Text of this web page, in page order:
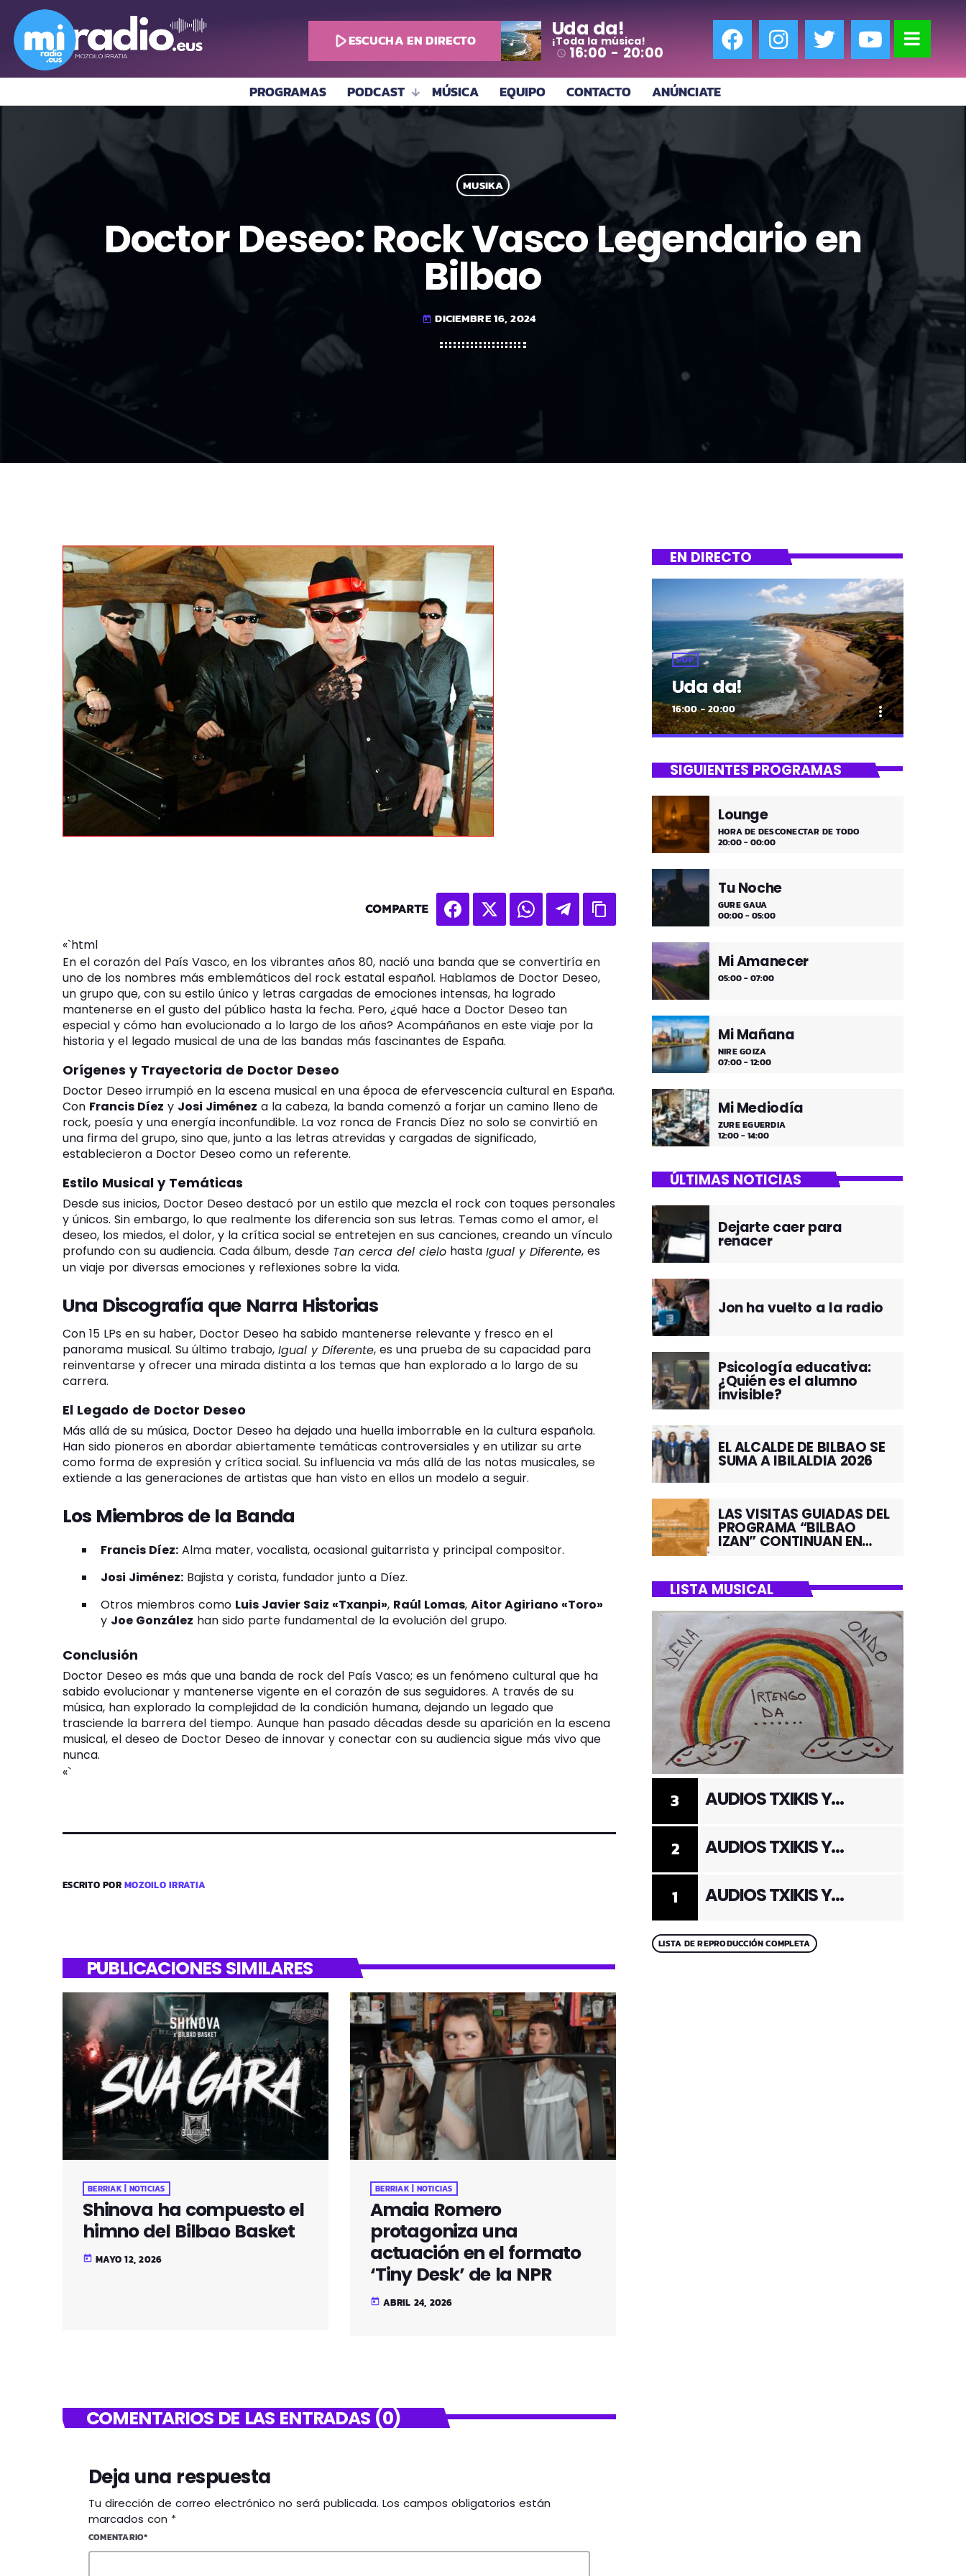
play_arrowESCUCHA EN DIRECTO Uda da!
¡Toda la música!
access_time 16:00 - 20:00
PROGRAMAS PODCAST MÚSICA EQUIPO CONTACTO ANÚNCIATE
MUSIKA
Doctor Deseo: Rock Vasco Legendario en
Bilbao
today DICIEMBRE 16, 2024
COMPARTE
«`html
En el corazón del País Vasco, en los vibrantes años 80, nació una banda que se convertiría en
uno de los nombres más emblemáticos del rock estatal español. Hablamos de Doctor Deseo,
un grupo que, con su estilo único y letras cargadas de emociones intensas, ha logrado
mantenerse en el gusto del público hasta la fecha. Pero, ¿qué hace a Doctor Deseo tan
especial y cómo han evolucionado a lo largo de los años? Acompáñanos en este viaje por la
historia y el legado musical de una de las bandas más fascinantes de España.
Orígenes y Trayectoria de Doctor Deseo
Doctor Deseo irrumpió en la escena musical en una época de efervescencia cultural en España.
Con Francis Díez y Josi Jiménez a la cabeza, la banda comenzó a forjar un camino lleno de
rock, poesía y una energía inconfundible. La voz ronca de Francis Díez no solo se convirtió en
una firma del grupo, sino que, junto a las letras atrevidas y cargadas de significado,
establecieron a Doctor Deseo como un referente.
Estilo Musical y Temáticas
Desde sus inicios, Doctor Deseo destacó por un estilo que mezcla el rock con toques personales
y únicos. Sin embargo, lo que realmente los diferencia son sus letras. Temas como el amor, el
deseo, los miedos, el dolor, y la crítica social se entretejen en sus canciones, creando un vínculo
profundo con su audiencia. Cada álbum, desde Tan cerca del cielo hasta Igual y Diferente, es
un viaje por diversas emociones y reflexiones sobre la vida.
Una Discografía que Narra Historias
Con 15 LPs en su haber, Doctor Deseo ha sabido mantenerse relevante y fresco en el
panorama musical. Su último trabajo, Igual y Diferente, es una prueba de su capacidad para
reinventarse y ofrecer una mirada distinta a los temas que han explorado a lo largo de su
carrera.
El Legado de Doctor Deseo
Más allá de su música, Doctor Deseo ha dejado una huella imborrable en la cultura española.
Han sido pioneros en abordar abiertamente temáticas controversiales y en utilizar su arte
como forma de expresión y crítica social. Su influencia va más allá de las notas musicales, se
extiende a las generaciones de artistas que han visto en ellos un modelo a seguir.
Los Miembros de la Banda
Francis Díez:Alma mater, vocalista, ocasional guitarrista y principal compositor.
Josi Jiménez:Bajista y corista, fundador junto a Díez.
Otros miembros como Luis Javier Saiz «Txanpi», Raúl Lomas, Aitor Agiriano «Toro»
y Joe González han sido parte fundamental de la evolución del grupo.
Conclusión
Doctor Deseo es más que una banda de rock del País Vasco; es un fenómeno cultural que ha
sabido evolucionar y mantenerse vigente en el corazón de sus seguidores. A través de su
música, han explorado la complejidad de la condición humana, dejando un legado que
trasciende la barrera del tiempo. Aunque han pasado décadas desde su aparición en la escena
musical, el deseo de Doctor Deseo de innovar y conectar con su audiencia sigue más vivo que
nunca.
«`
ESCRITO PORMOZOILO IRRATIA
PUBLICACIONES SIMILARES
BERRIAK | NOTICIAS
Shinova ha compuesto el
himno del Bilbao Basket
today MAYO 12, 2026
BERRIAK | NOTICIAS
Amaia Romero
protagoniza una
actuación en el formato
‘Tiny Desk’ de la NPR
today ABRIL 24, 2026
COMENTARIOS DE LAS ENTRADAS (0)
Deja una respuesta
Tu dirección de correo electrónico no será publicada. Los campos obligatorios están
marcados con *
COMENTARIO*
EN DIRECTO
POP
Uda da!
16:00 - 20:00 more_vert
Uda da!
¡Toda la música!
SIGUIENTES PROGRAMAS
Lounge
HORA DE DESCONECTAR DE TODO
20:00 - 00:00
Tu Noche
GURE GAUA
00:00 - 05:00
Mi Amanecer
05:00 - 07:00
Mi Mañana
NIRE GOIZA
07:00 - 12:00
Mi Mediodía
ZURE EGUERDIA
12:00 - 14:00
ÚLTIMAS NOTICIAS
Dejarte caer para
renacer
Jon ha vuelto a la radio
Psicología educativa:
¿Quién es el alumno
invisible?
EL ALCALDE DE BILBAO SE
SUMA A IBILALDIA 2026
LAS VISITAS GUIADAS DEL
PROGRAMA “BILBAO
IZAN” CONTINUAN EN
LISTA MUSICAL
1 AUDIOS TXIKIS Y
2 AUDIOS TXIKIS Y
3 AUDIOS TXIKIS Y
LISTA DE REPRODUCCIÓN COMPLETA